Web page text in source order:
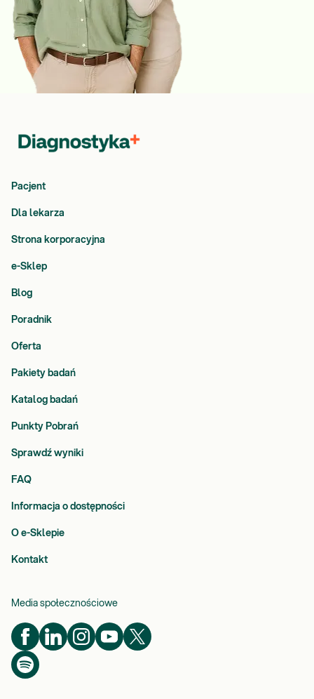
Pacjent
Dla lekarza
Strona korporacyjna
e-Sklep
Blog
Poradnik
Oferta
Pakiety badań
Katalog badań
Punkty Pobrań
Sprawdź wyniki
FAQ
Informacja o dostępności
O e-Sklepie
Kontakt
Media społecznościowe